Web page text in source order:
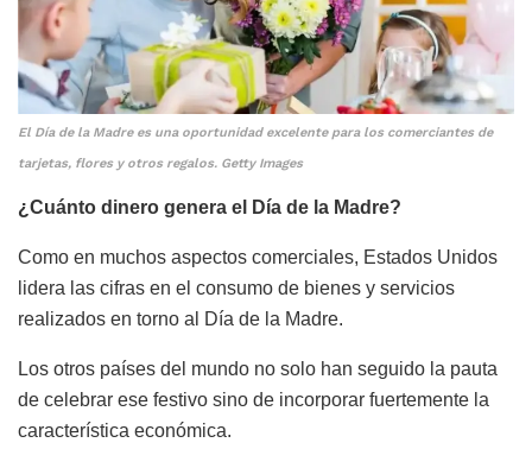
El Día de la Madre es una oportunidad excelente para los comerciantes de
tarjetas, flores y otros regalos. Getty Images
¿Cuánto dinero genera el Día de la Madre?
Como en muchos aspectos comerciales, Estados Unidos
lidera las cifras en el consumo de bienes y servicios
realizados en torno al Día de la Madre.
Los otros países del mundo no solo han seguido la pauta
de celebrar ese festivo sino de incorporar fuertemente la
característica económica.